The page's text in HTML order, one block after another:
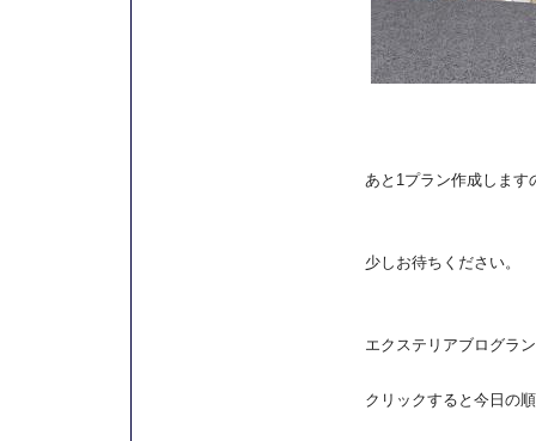
あと1プラン作成します
少しお待ちください。
エクステリアブログラ
クリックすると今日の